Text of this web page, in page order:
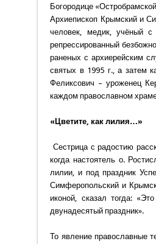
Богородице
Архиепископ Крымский и
человек, медик, учёный с
репрессированный
раненых с архиерейским
святых в 1995 г., а затем
Феликсович – уроженец
каждом православном
«Цветите, как лилия…»
Сестрица с радостию
когда настоятель о.
лилии, и под праздник
Симферопольский и
иконой, сказал тогда:
двунадесятый праздник».
То явление православные